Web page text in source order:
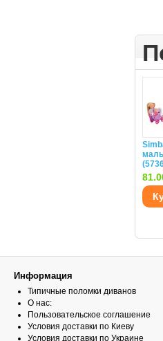
Информация
Типичные поломки диванов
О нас:
Пользовательское соглашение
Условия доставки по Киеву
Условия доставки по Украине